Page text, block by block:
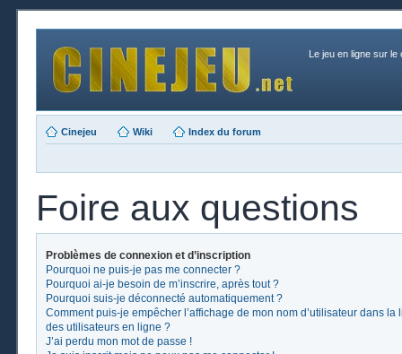
Le jeu en ligne sur le
Cinejeu Wiki Index du forum
Foire aux questions
Problèmes de connexion et d’inscription
Pourquoi ne puis-je pas me connecter ?
Pourquoi ai-je besoin de m’inscrire, après tout ?
Pourquoi suis-je déconnecté automatiquement ?
Comment puis-je empêcher l’affichage de mon nom d’utilisateur dans la
des utilisateurs en ligne ?
J’ai perdu mon mot de passe !